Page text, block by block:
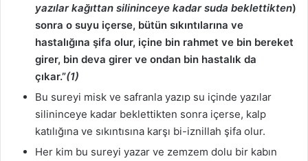
yazılar kağıttan silininceye kadar suda beklettikten)
sonra o suyu içerse, bütün sıkıntılarına ve
hastalığına şifa olur, içine bin rahmet ve bin bereket
girer, bin deva girer ve ondan bin hastalık da
çıkar.”(1)
Bu sureyi misk ve safranla yazıp su içinde yazılar
silininceye kadar beklettikten sonra içerse, kalp
katılığına ve sıkıntısına karşı bi-iznillah şifa olur.
Her kim bu sureyi yazar ve zemzem dolu bir kabın